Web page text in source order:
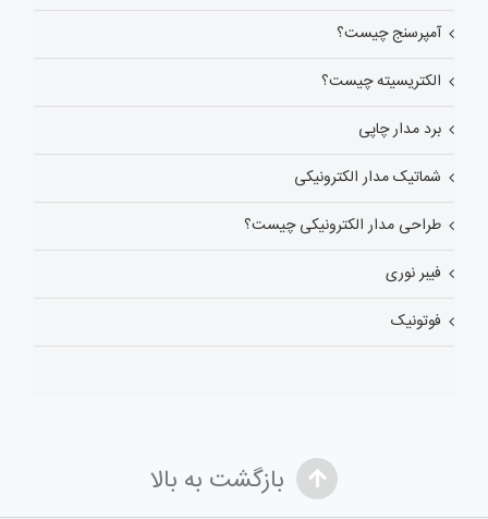
آمپرسنج چیست؟
الکتریسیته چیست؟
برد مدار چاپی
شماتیک مدار الکترونیکی
طراحی مدار الکترونیکی چیست؟
فیبر نوری
فوتونیک
بازگشت به بالا